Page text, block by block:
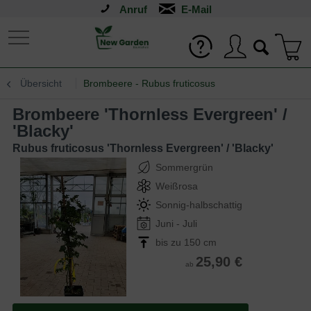
Anruf
Übersicht Brombeere - Rubus fruticosus
Brombeere 'Thornless Evergreen' /
'Blacky'
Rubus fruticosus 'Thornless Evergreen' / 'Blacky'
Sommergrün
Weißrosa
Sonnig-halbschattig
Juni - Juli
bis zu 150 cm
ab 25,90 €